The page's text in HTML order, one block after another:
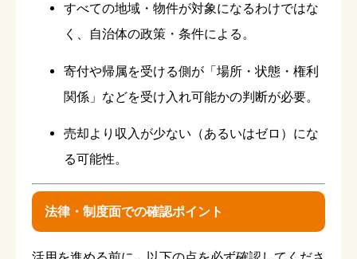
すべての地域・物件が対象になるわけではな
く、自治体の政策・条件による。
寄付や帰属を受ける側が「場所・状態・権利
関係」などを受け入れ可能かの判断が必要。
売却より収入が少ない（あるいはゼロ）にな
る可能性。
法律・制度面での確認ポイント